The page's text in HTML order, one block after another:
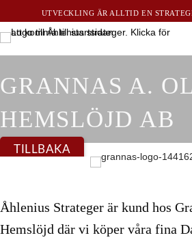
UTVECKLING ÄR ALLTID EN
GRANNAS A.
HEMSLÖJD AB
TILLBAKA
Åhlenius Strateger är kund hos
Hemslöjd där vi köper våra fina